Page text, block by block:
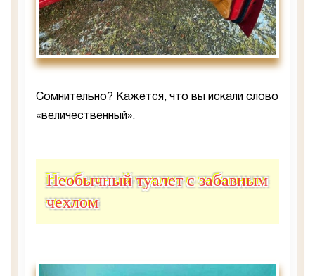
Сомнительно? Кажется, что вы искали слово
«величественный».
Необычный туалет с забавным
чехлом